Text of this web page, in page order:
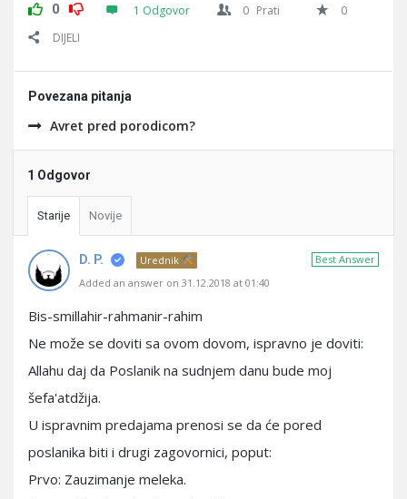
0 1 Odgovor 0 Prati
0
DIJELI
Povezana pitanja
Avret pred porodicom?
1 Odgovor
Starije Novije
Best Answer
D. P.
Urednik
Added an answer on 31.12.2018 at 01:40
Bis-smillahir-rahmanir-rahim
Ne može se doviti sa ovom dovom, ispravno je doviti:
Allahu daj da Poslanik na sudnjem danu bude moj
šefa'atdžija.
U ispravnim predajama prenosi se da će pored
poslanika biti i drugi zagovornici, poput:
Prvo: Zauzimanje meleka.